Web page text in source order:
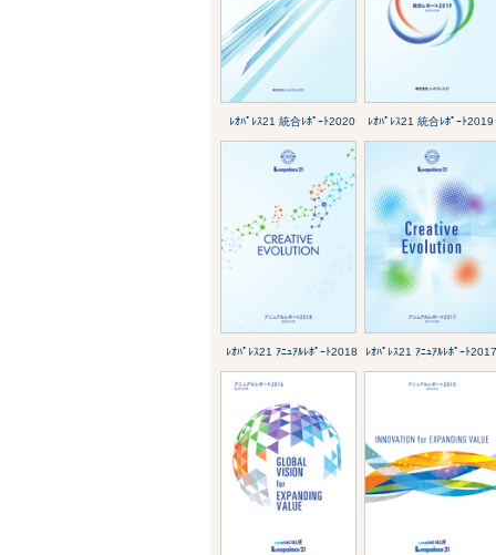
ﾚｵﾊﾟﾚｽ21 統合ﾚﾎﾟｰﾄ2020 ﾚｵﾊﾟﾚｽ21 統合ﾚﾎﾟｰﾄ2019
ﾚｵﾊﾟﾚｽ21 ｱﾆｭｱﾙﾚﾎﾟｰﾄ2018 ﾚｵﾊﾟﾚｽ21 ｱﾆｭｱﾙﾚﾎﾟｰﾄ2017